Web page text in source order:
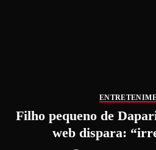
Filho pequeno de
web dispara: